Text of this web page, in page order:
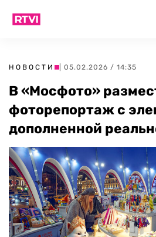
НОВОСТИ | 05.02.2026 / 14:35
В «Мосфото»
фоторепортаж с
дополненной